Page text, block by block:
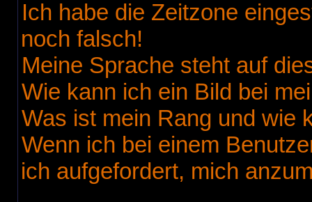
Ich habe die Zeitzone
noch falsch!
Meine Sprache steht auf
Wie kann ich ein Bild bei
Was ist mein Rang und wie
Wenn ich bei einem
ich aufgefordert, mich